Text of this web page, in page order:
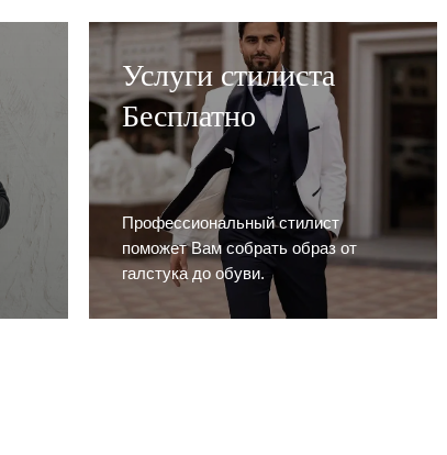
Услуги стилиста
Бесплатно
Профессиональный стилист
поможет Вам собрать образ от
галстука до обуви.